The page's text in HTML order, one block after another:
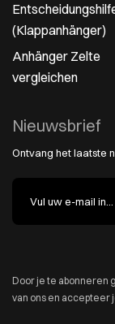
(Klappanhänger)
Anhänger Zelte
vergleichen
Nieuwsbrief
Ontvang het laatste
Door je te abonneren
van ons en accepteer